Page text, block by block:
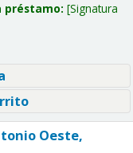
préstamo: Signatura
Oeste,